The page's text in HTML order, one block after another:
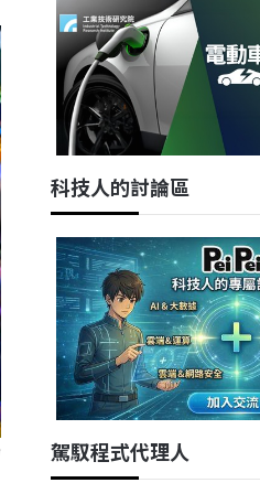
科技人的討論區
駕馭程式代理人